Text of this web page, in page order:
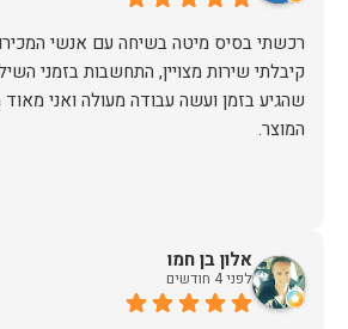
רכשתי בסיס מיטה בשיחה עם אנשי
קיבלתי שירות מצויין, התחשבות בזמני
שהגיע בזמן ועשה עבודה מעולה ואני
המוצר.
אלון בן חמו
לפני 4 חודשים